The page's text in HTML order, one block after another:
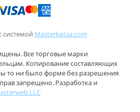
системой Masterkassa.com
Все торговые марки
Копирование составляющих
то ни было форме без разрешения
запрещено. Разработка и
LLC